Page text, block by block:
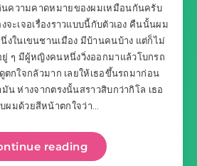
นความคาดหมายของผมเหมือนกันครับ
จะเจอเรื่องราวแบบนี้กับตัวเอง คืนนั้นผม
งในเขนชานเมือง มีบ้านคนบ้าง แต่ก็ไม่
ยู่ ๆ มีผู้หญิงคนหนึ่งวิ่งออกมาแล้วโบกรถ
ตกใจกลัวมาก เลยให้เธอขึ้นรถมาก่อน
ห่างจากตรงนั้นสราวสิบกว่ากิโล เธอ
ผมด้วยสีหน้าตกใจว่า…
reading